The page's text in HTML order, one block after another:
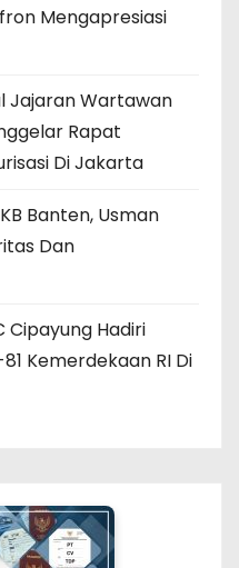
Mengapresiasi
Jajaran Wartawan
Rapat
Di Jakarta
Banten, Usman
Dan
Cipayung Hadiri
Kemerdekaan RI Di